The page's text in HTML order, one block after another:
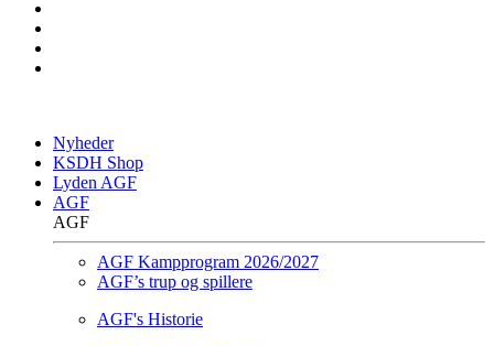
Nyheder
KSDH Shop
Lyden AGF
AGF
AGF
AGF Kampprogram 2026/2027
AGF’s trup og spillere
AGF's Historie